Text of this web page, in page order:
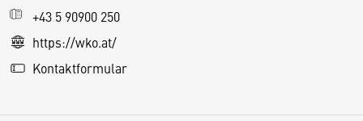
+43 5 90900 250
https://wko.at/
Kontaktformular
e
S
e